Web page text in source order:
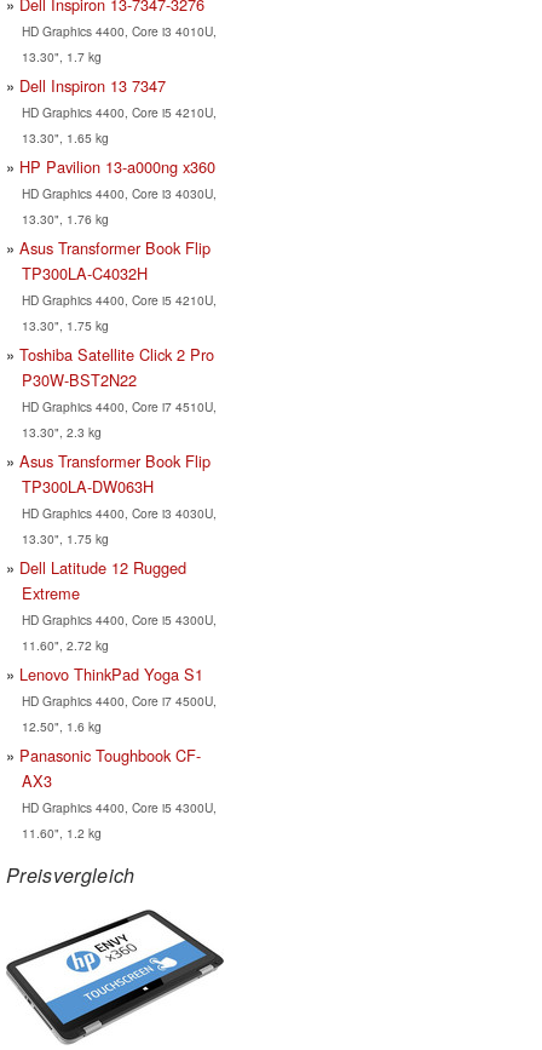
HD Graphics 4400, Core i3 4010U,
13.30", 1.7 kg
Dell Inspiron 13 7347
HD Graphics 4400, Core i5 4210U,
13.30", 1.65 kg
HP Pavilion 13-a000ng x360
HD Graphics 4400, Core i3 4030U,
13.30", 1.76 kg
Asus Transformer Book Flip
TP300LA-C4032H
HD Graphics 4400, Core i5 4210U,
13.30", 1.75 kg
Toshiba Satellite Click 2 Pro
P30W-BST2N22
HD Graphics 4400, Core i7 4510U,
13.30", 2.3 kg
Asus Transformer Book Flip
TP300LA-DW063H
HD Graphics 4400, Core i3 4030U,
13.30", 1.75 kg
Dell Latitude 12 Rugged
Extreme
HD Graphics 4400, Core i5 4300U,
11.60", 2.72 kg
Lenovo ThinkPad Yoga S1
HD Graphics 4400, Core i7 4500U,
12.50", 1.6 kg
Panasonic Toughbook CF-
AX3
HD Graphics 4400, Core i5 4300U,
11.60", 1.2 kg
Preisvergleich